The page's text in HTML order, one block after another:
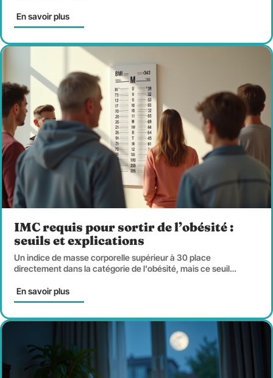
En savoir plus
IMC requis pour sortir de l’obésité :
seuils et explications
Un indice de masse corporelle supérieur à 30 place
directement dans la catégorie de l'obésité, mais ce seuil…
En savoir plus